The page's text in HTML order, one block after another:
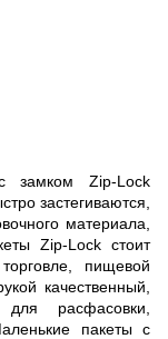
замком Zip-Lock
застегиваются,
материала,
Zip-Lock стоит
пищевой
качественный,
расфасовки,
пакеты с